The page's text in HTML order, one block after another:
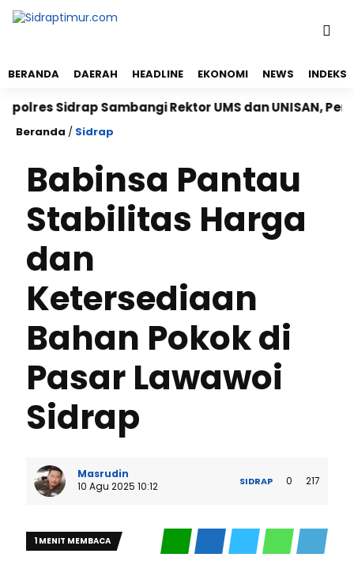
BERANDA DAERAH HEADLINE EKONOMI NEWS INDEKS
Sidrap Sambangi Rektor UMS dan UNISAN,
Beranda / Sidrap
Babinsa Pantau
Stabilitas Harga
dan
Ketersediaan
Bahan Pokok di
Pasar Lawawoi
Sidrap
Masrudin
10 Agu 2025 10:12
SIDRAP 0 217
1 MENIT MEMBACA